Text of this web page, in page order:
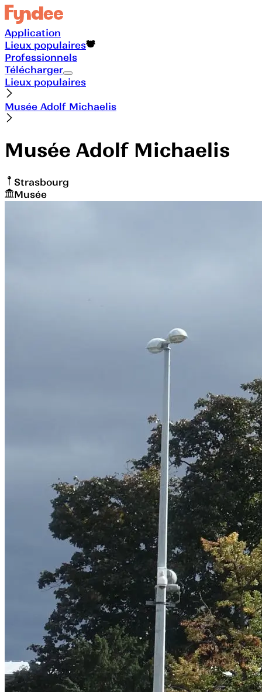
Application
Lieux populaires
Professionnels
Télécharger
Lieux populaires
Musée Adolf Michaelis
Musée Adolf Michaelis
Strasbourg
Musée